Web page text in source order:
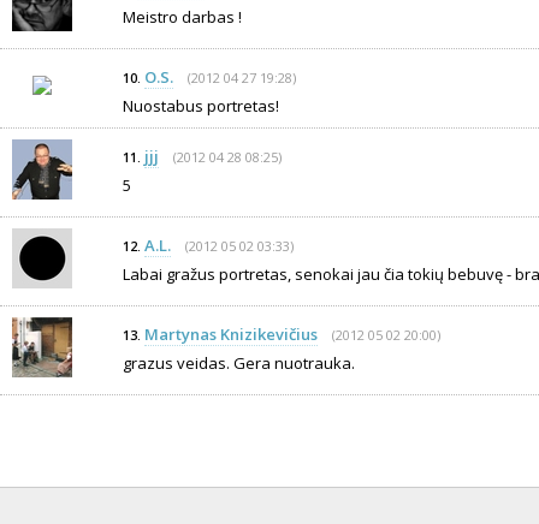
Meistro darbas !
10. O.S. (2012 04 27 19:28)
Nuostabus portretas!
11. jjj (2012 04 28 08:25)
5
12. A.L. (2012 05 02 03:33)
Labai gražus portretas, senokai jau čia tokių bebuvę -
13. Martynas Knizikevičius (2012 05 02 20:00)
grazus veidas. Gera nuotrauka.